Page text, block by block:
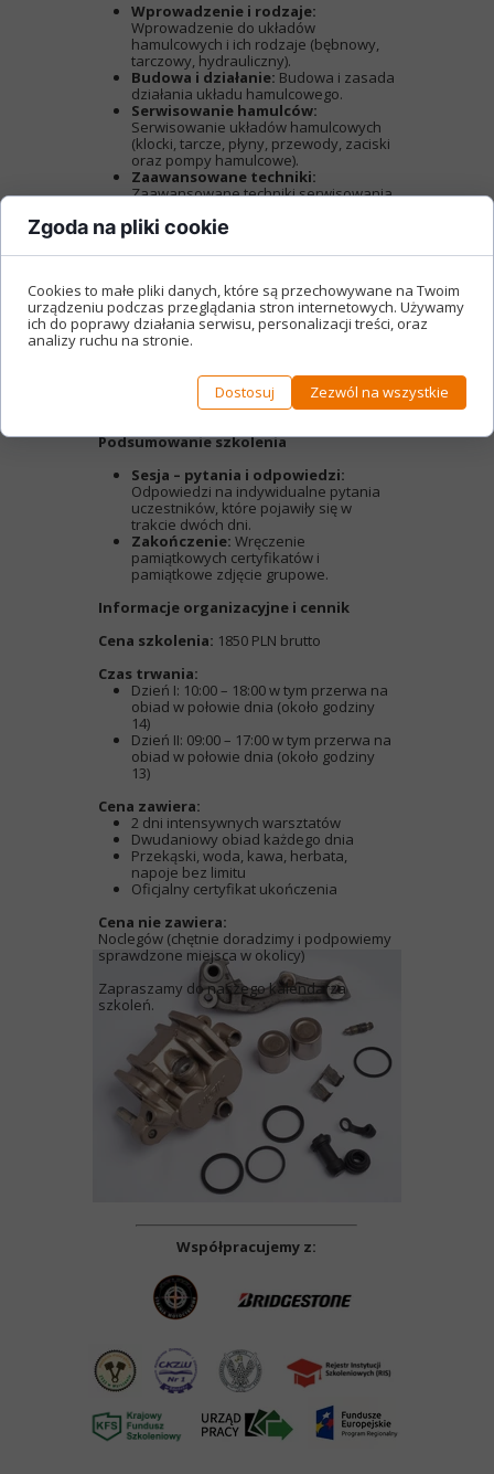
Wprowadzenie i rodzaje:
Wprowadzenie do układów
hamulcowych i ich rodzaje (bębnowy,
tarczowy, hydrauliczny).
Budowa i działanie: Budowa i zasada
działania układu hamulcowego.
Serwisowanie hamulców:
Serwisowanie układów hamulcowych
(klocki, tarcze, płyny, przewody, zaciski
oraz pompy hamulcowe).
Zaawansowane techniki:
Zaawansowane techniki serwisowania
Systemy bezpieczeństwa: Omówienie
bezpieczeństwo (ABS, CBS, cornering
Nowoczesne technologie:
Nowoczesne technologie stosowane w
motocyklach (systemy ABS itp.).
Diagnostyka komputerowa:
obsługa serwisowa układów ABS przy
pomocy Texa Ista – typowe błędy i
interpretacja kodów usterek.
Podsumowanie szkolenia
Sesja – pytania i odpowiedzi:
Odpowiedzi na indywidualne pytania
uczestników, które pojawiły się w
trakcie dwóch dni.
Zakończenie: Wręczenie
pamiątkowych certyfikatów i
pamiątkowe zdjęcie grupowe.
Informacje organizacyjne i cennik
Cena szkolenia: 1850 PLN brutto
Czas trwania:
Dzień I: 10:00 – 18:00 w tym przerwa na
obiad w połowie dnia (około godziny
14)
Dzień II: 09:00 – 17:00 w tym przerwa na
obiad w połowie dnia (około godziny
13)
Cena zawiera:
2 dni intensywnych warsztatów
Dwudaniowy obiad każdego dnia
Przekąski, woda, kawa, herbata,
napoje bez limitu
Oficjalny certyfikat ukończenia
Cena nie zawiera:
Noclegów (chętnie doradzimy i podpowiemy
sprawdzone miejsca w okolicy)
Zapraszamy do naszego kalendarza
szkoleń.
Współpracujemy z:
Zgoda na pliki cookie
Cookies to małe pliki danych, które są przechowywane na Twoim
urządzeniu podczas przeglądania stron internetowych. Używamy
ich do poprawy działania serwisu, personalizacji treści, oraz
analizy ruchu na stronie.
Dostosuj Zezwól na wszystkie